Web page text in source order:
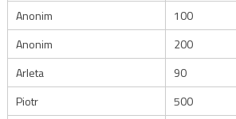
Anonim
100
Anonim
200
Arleta
90
Piotr
500